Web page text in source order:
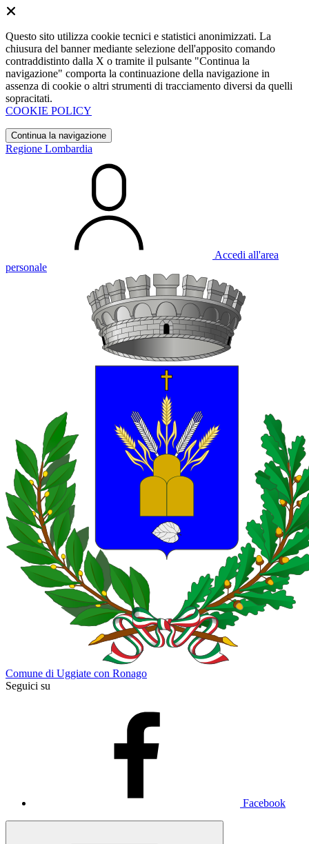
Questo sito utilizza cookie tecnici e statistici anonimizzati. La
chiusura del banner mediante selezione dell'apposito comando
contraddistinto dalla X o tramite il pulsante "Continua la
navigazione" comporta la continuazione della navigazione in
assenza di cookie o altri strumenti di tracciamento diversi da quelli
sopracitati.
COOKIE POLICY
Continua la navigazione
Regione Lombardia
Accedi all'area
personale
Comune di Uggiate con Ronago
Seguici su
Facebook